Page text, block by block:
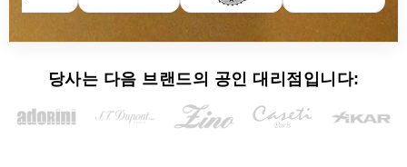
당사는 다음 브랜드의 공인 대리점입니다: